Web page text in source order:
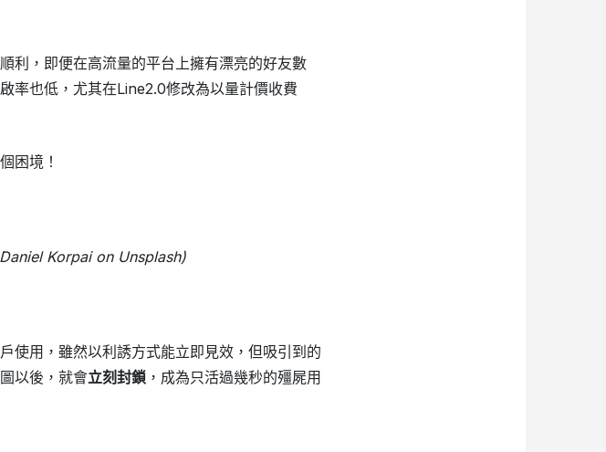
利，即便在高流量的平台上擁有漂亮的好友數
率也低，尤其在Line2.0修改為以量計價收費
困境！
Korpai on Unsplash)
使用，雖然以利誘方式能立即見效，但吸引到的
以後，就會立刻封鎖 ，成為只活過幾秒的殭屍用